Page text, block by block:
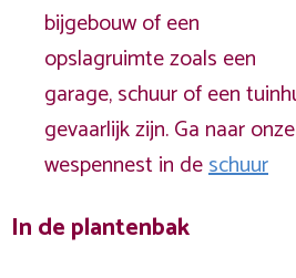
bijgebouw of een
opslagruimte zoals een
garage, schuur of een
gevaarlijk zijn. Ga naar
wespennest in deschuur
In de plantenbak